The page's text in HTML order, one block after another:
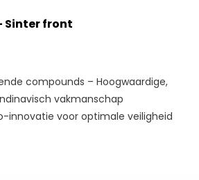
Sinter front
compounds – Hoogwaardige,
vakmanschap
innovatie voor optimale veiligheid